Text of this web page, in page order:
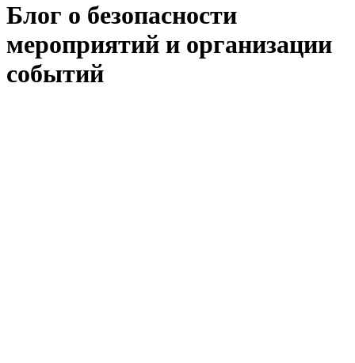
Блог о безопасности
мероприятий и организации
событий